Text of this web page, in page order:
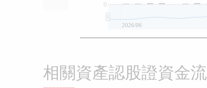
0
2026/06
相關資產認股證資金流